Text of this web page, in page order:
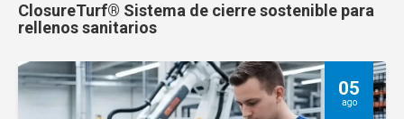
ClosureTurf® Sistema de cierre sostenible para
rellenos sanitarios
05
ago